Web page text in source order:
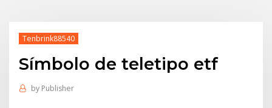
Tenbrink88540
Símbolo de teletipo etf
by Publisher